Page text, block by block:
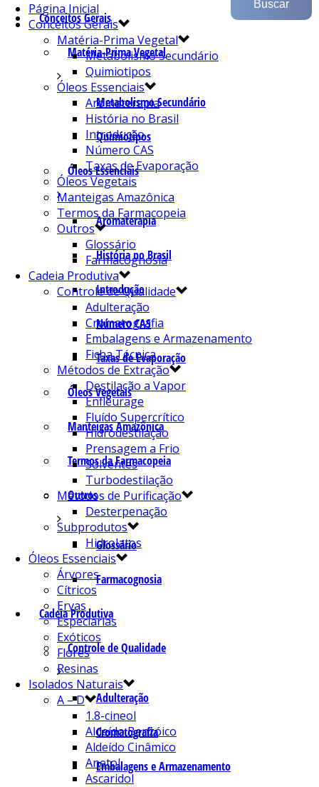
Conceitos Gerais
Matéria-Prima Vegetal
Metabolismo Secundário
Quimiotipos
Óleos Essenciais
Aromaterapia
História no Brasil
Introdução
Número CAS
Taxas de Evaporação
Óleos Vegetais
Manteigas Amazônica
Termos da Farmacopeia
Outros
Glossário
Farmacognosia
Cadeia Produtiva
Controle de Qualidade
Adulteração
Cromatografia
Embalagens e Armazenamento
Página Inicial
Conceitos Gerais
Matéria-Prima Vegetal
Metabolismo Secundário
Quimiotipos
Óleos Essenciais
Aromaterapia
História no Brasil
Introdução
Número CAS
Taxas de Evaporação
Óleos Vegetais
Manteigas Amazônica
Termos da Farmacopeia
Outros
Glossário
Farmacognosia
Cadeia Produtiva
Controle de Qualidade
Adulteração
Cromatografia
Embalagens e Armazenamento
Ficha Técnica
Métodos de Extração
Destilação a Vapor
Enfleurage
Fluído Supercrítico
Hidrodestilação
Prensagem a Frio
Solventes
Turbodestilação
Métodos de Purificação
Desterpenação
Subprodutos
Hidrolatos
Óleos Essenciais
Árvores
Cítricos
Ervas
Especiarias
Exóticos
Flores
Resinas
Isolados Naturais
A – D
1.8-cineol
Aldeído Benzóico
Aldeído Cinâmico
Anetol
Ascaridol